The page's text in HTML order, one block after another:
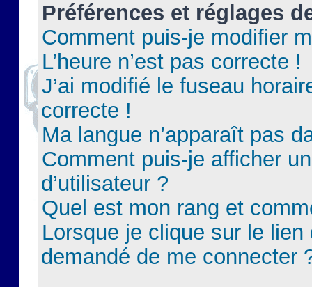
Préférences et réglages
Comment puis-je modifier
L’heure n’est pas correcte !
J’ai modifié le fuseau
correcte !
Ma langue n’apparaît pas
Comment puis-je afficher
d’utilisateur ?
Quel est mon rang et
Lorsque je clique sur le lien
demandé de me connecter